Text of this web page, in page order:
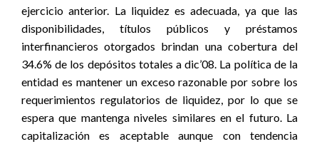
ejercicio anterior. La liquidez es adecuada, ya que las
disponibilidades, títulos públicos y préstamos
interfinancieros otorgados brindan una cobertura del
34.6% de los depósitos totales a dic’08. La política de la
entidad es mantener un exceso razonable por sobre los
requerimientos regulatorios de liquidez, por lo que se
espera que mantenga niveles similares en el futuro. La
capitalización es aceptable aunque con tendencia